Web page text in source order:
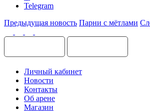
Telegram
Предыдущая новость Парни с мётлами
Личный кабинет
Новости
Контакты
Об арене
Магазин